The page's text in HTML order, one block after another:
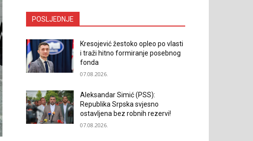
POSLJEDNJE
Kresojević žestoko opleo po vlasti
i traži hitno formiranje posebnog
fonda
07.08.2026.
Aleksandar Simić (PSS):
Republika Srpska svjesno
ostavljena bez robnih rezervi!
07.08.2026.